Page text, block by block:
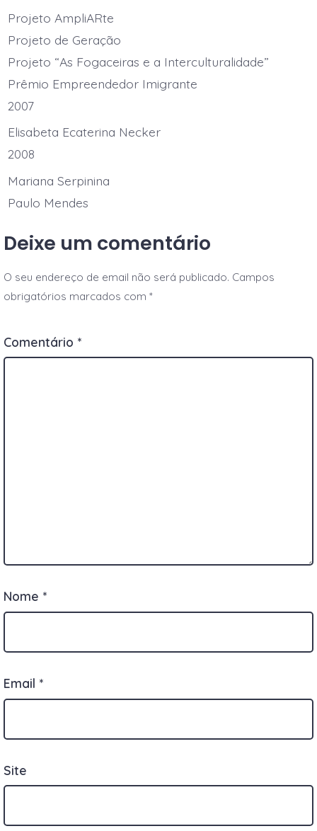
Projeto AmpliARte
Projeto de Geração
Projeto “As Fogaceiras e a Interculturalidade”
Prêmio Empreendedor Imigrante
2007
Elisabeta Ecaterina Necker
2008
Mariana Serpinina
Paulo Mendes
Deixe um comentário
O seu endereço de email não será publicado. Campos
obrigatórios marcados com*
Comentário *
Nome *
Email *
Site